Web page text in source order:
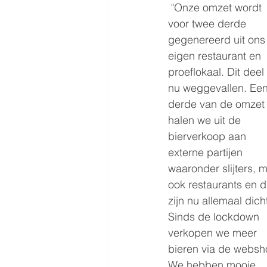
"Onze omzet wordt
voor twee derde
gegenereerd uit ons
eigen restaurant en
proeflokaal. Dit deel
nu weggevallen. Een
derde van de omzet
halen we uit de
bierverkoop aan
externe partijen
waaronder slijters,
ook restaurants en
zijn nu allemaal
Sinds de lockdown
verkopen we meer
bieren via de